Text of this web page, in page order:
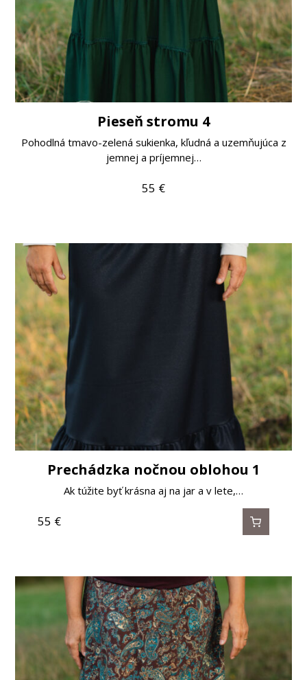
Pieseň stromu 4
Pohodlná tmavo-zelená sukienka, kľudná a uzemňujúca z
jemnej a príjemnej…
55 €
Prechádzka nočnou oblohou 1
Ak túžite byť krásna aj na jar a v lete,…
55 €